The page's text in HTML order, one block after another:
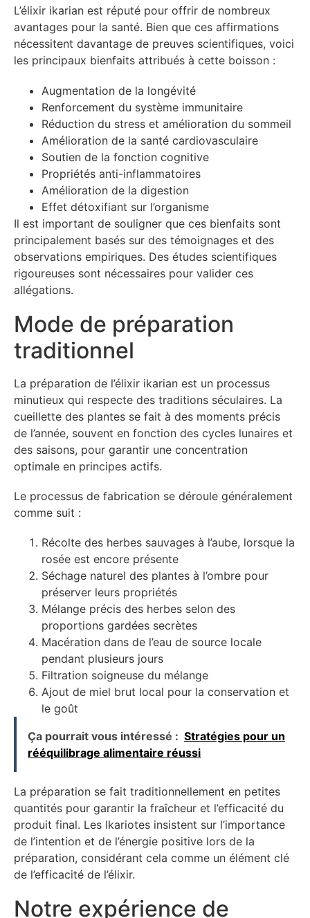
L’élixir ikarian est réputé pour offrir de nombreux
avantages pour la santé. Bien que ces affirmations
nécessitent davantage de preuves scientifiques, voici
les principaux bienfaits attribués à cette boisson :
Augmentation de la longévité
Renforcement du système immunitaire
Réduction du stress et amélioration du sommeil
Amélioration de la santé cardiovasculaire
Soutien de la fonction cognitive
Propriétés anti-inflammatoires
Amélioration de la digestion
Effet détoxifiant sur l’organisme
Il est important de souligner que ces bienfaits sont
principalement basés sur des témoignages et des
observations empiriques. Des études scientifiques
rigoureuses sont nécessaires pour valider ces
allégations.
Mode de préparation
traditionnel
La préparation de l’élixir ikarian est un processus
minutieux qui respecte des traditions séculaires. La
cueillette des plantes se fait à des moments précis
de l’année, souvent en fonction des cycles lunaires et
des saisons, pour garantir une concentration
optimale en principes actifs.
Le processus de fabrication se déroule généralement
comme suit :
Récolte des herbes sauvages à l’aube, lorsque la
rosée est encore présente
Séchage naturel des plantes à l’ombre pour
préserver leurs propriétés
Mélange précis des herbes selon des
proportions gardées secrètes
Macération dans de l’eau de source locale
pendant plusieurs jours
Filtration soigneuse du mélange
Ajout de miel brut local pour la conservation et
le goût
Ça pourrait vous intéressé : Stratégies pour un
rééquilibrage alimentaire réussi
La préparation se fait traditionnellement en petites
quantités pour garantir la fraîcheur et l’efficacité du
produit final. Les Ikariotes insistent sur l’importance
de l’intention et de l’énergie positive lors de la
préparation, considérant cela comme un élément clé
de l’efficacité de l’élixir.
Notre expérience de